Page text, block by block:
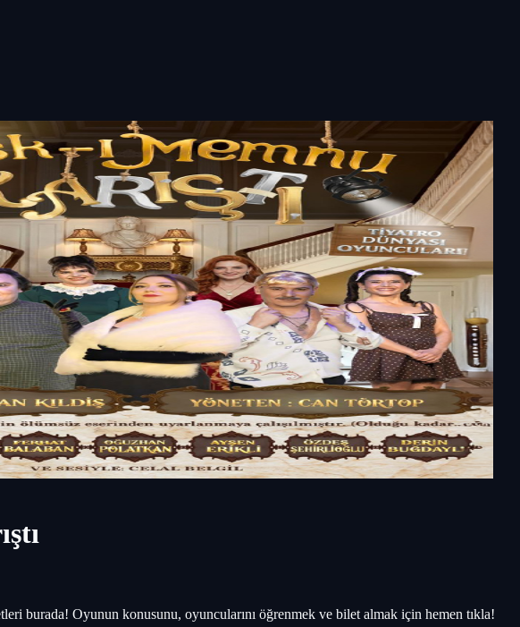
burada! Oyunun konusunu, oyuncularını öğrenmek ve bilet almak için hemen tıkla!